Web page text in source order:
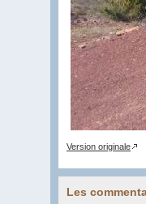
Version originale
Les